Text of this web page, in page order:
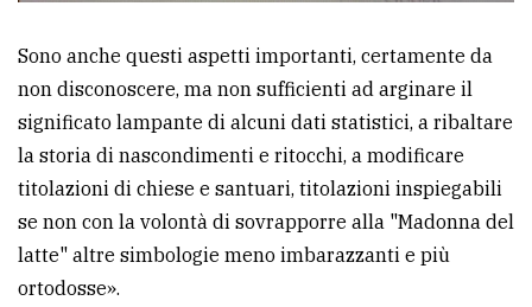
Sono anche questi aspetti importanti, certamente da
non disconoscere, ma non sufficienti ad arginare il
significato lampante di alcuni dati statistici, a ribaltare
la storia di nascondimenti e ritocchi, a modificare
titolazioni di chiese e santuari, titolazioni inspiegabili
se non con la volontà di sovrapporre alla "Madonna del
latte" altre simbologie meno imbarazzanti e più
ortodosse».